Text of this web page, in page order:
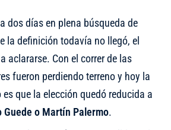
dos días en plena búsqueda de
la definición todavía no llegó, el
aclararse. Con el correr de las
fueron perdiendo terreno y hoy la
que la elección quedó reducida a
Guede o Martín Palermo.